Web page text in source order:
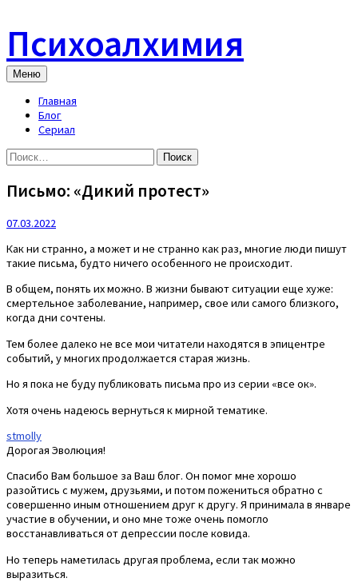
content
Психоалхимия
Меню
Главная
Блог
Сериал
Найти:
Письмо: «Дикий протест»
07.03.2022
Как ни странно, а может и не странно как раз, многие люди пишут
такие письма, будто ничего особенного не происходит.
В общем, понять их можно. В жизни бывают ситуации еще хуже:
смертельное заболевание, например, свое или самого близкого,
когда дни сочтены.
Тем более далеко не все мои читатели находятся в эпицентре
событий, у многих продолжается старая жизнь.
Но я пока не буду публиковать письма про из серии «все ок».
Хотя очень надеюсь вернуться к мирной тематике.
stmolly
Дорогая Эволюция!
Спасибо Вам большое за Ваш блог. Он помог мне хорошо
разойтись с мужем, друзьями, и потом пожениться обратно с
совершенно иным отношением друг к другу. Я принимала в январе
участие в обучении, и оно мне тоже очень помогло
восстанавливаться от депрессии после ковида.
Но теперь наметилась другая проблема, если так можно
выразиться.